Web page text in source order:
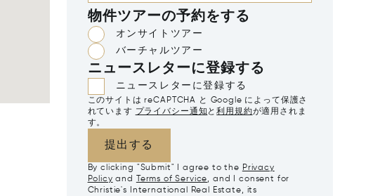
物件ツアーの予約をする
オンサイトツアー
バーチャルツアー
ニュースレターに登録する
ニュースレターに登録する
このサイトは reCAPTCHA と Google によって保護さ
れています プライバシー通知 と利用規約が適用されま
す。
提出する
By clicking "Submit" I agree to the Privacy
Policy and Terms of Service, and I consent for
Christie's International Real Estate, its